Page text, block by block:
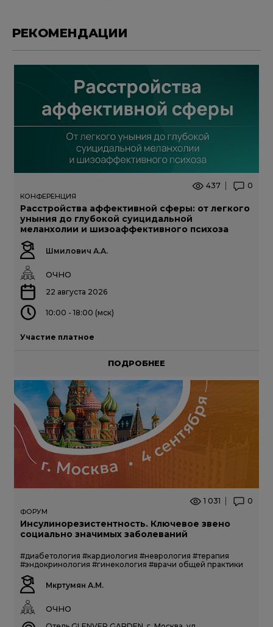
РЕКОМЕНДАЦИИ
437 0
КОНФЕРЕНЦИЯ
Расстройства аффективной сферы: от легкого
уныния до глубокой суицидальной
меланхолии и шизоаффективного психоза
Шмилович А.А.
ОЧНО
22 августа 2026
10:00 - 18:00 (мск)
Участие платное
ПОДРОБНЕЕ
1 031 0
ФОРУМ
Инсулинорезистентность. Ключевое звено
социально значимых заболеваний
#диабетология #кардиология #неврология #терапия
#эндокринология #гинекология #врачи общей практики
Мкртумян А.М.
ОЧНО